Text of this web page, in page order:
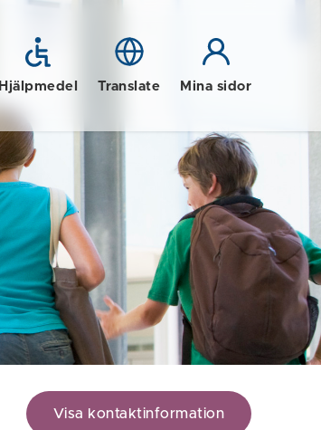
Hjälpmedel Translate Mina sidor
Visa kontaktinformation